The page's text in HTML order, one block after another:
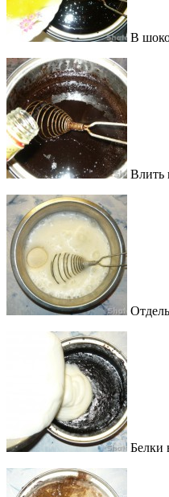
В
Влить
Белки